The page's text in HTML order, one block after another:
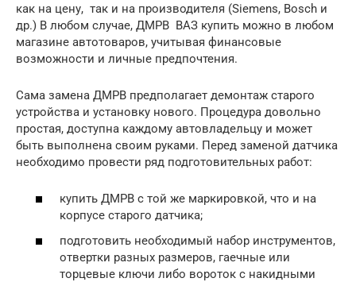
как на цену, так и на производителя (Siemens, Bosch и
др.) В любом случае, ДМРВ ВАЗ купить можно в любом
магазине автотоваров, учитывая финансовые
возможности и личные предпочтения.
Сама замена ДМРВ предполагает демонтаж старого
устройства и установку нового. Процедура довольно
простая, доступна каждому автовладельцу и может
быть выполнена своим руками. Перед заменой датчика
необходимо провести ряд подготовительных работ:
купить ДМРВ с той же маркировкой, что и на
корпусе старого датчика;
подготовить необходимый набор инструментов,
отвертки разных размеров, гаечные или
торцевые ключи либо вороток с накидными